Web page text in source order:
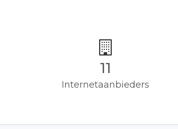
11
Internetaanbieders